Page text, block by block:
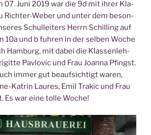
07. Juni 2019 war die 9d mit ihrer Kla­
Rich­ter-Weber und unter dem beson­
Schul­lei­ters Herrn Schil­ling auf
10a und b fuh­ren in der sel­ben Woche
Ham­burg, mit dabei die Klas­sen­leh­
Pav­lo­vic und Frau Joan­na Pfingst.
immer gut beauf­sich­tigt waren,
Kat­rin Lau­res, Emil Tra­kic und Frau
Es war eine tol­le Woche!